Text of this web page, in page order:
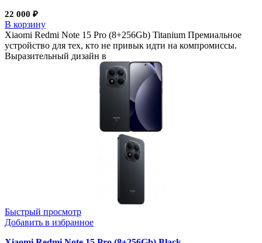
22 000 ₽
В корзину
Xiaomi Redmi Note 15 Pro (8+256Gb) Titanium Премиальное
устройство для тех, кто не привык идти на компромиссы.
Выразительный дизайн в
Быстрый просмотр
Добавить в избранное